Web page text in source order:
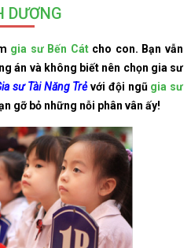
DƯƠNG
gia sư Bến Cátcho con. Bạn vẫn
án và không biết nên chọn gia sư
sư Tài Năng Trẻvới đội ngũ gia sư
gỡ bỏ những nỗi phân vân ấy!